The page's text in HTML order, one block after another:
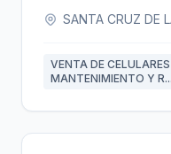
SANTA CRUZ DE
VENTA DE
MANTENIMIENTO Y R...